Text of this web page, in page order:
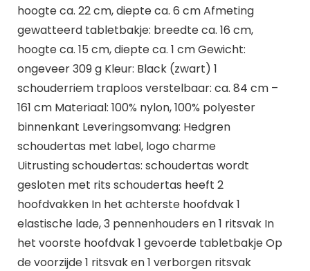
hoogte ca. 22 cm, diepte ca. 6 cm Afmeting
gewatteerd tabletbakje: breedte ca. 16 cm,
hoogte ca. 15 cm, diepte ca. 1 cm Gewicht:
ongeveer 309 g Kleur: Black (zwart) 1
schouderriem traploos verstelbaar: ca. 84 cm –
161 cm Materiaal: 100% nylon, 100% polyester
binnenkant Leveringsomvang: Hedgren
schoudertas met label, logo charme
Uitrusting schoudertas: schoudertas wordt
gesloten met rits schoudertas heeft 2
hoofdvakken In het achterste hoofdvak 1
elastische lade, 3 pennenhouders en 1 ritsvak In
het voorste hoofdvak 1 gevoerde tabletbakje Op
de voorzijde 1 ritsvak en 1 verborgen ritsvak